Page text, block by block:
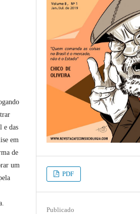
e das
em
de
um
PDF
Publicado